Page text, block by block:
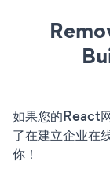
如果您的React
了在建立企业在
你！